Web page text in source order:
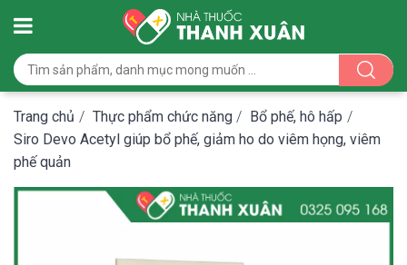
Trang chủ / Thực phẩm chức năng / Bổ phế, hô hấp /
Siro Devo Acetyl giúp bổ phế, giảm ho do viêm họng, viêm
phế quản